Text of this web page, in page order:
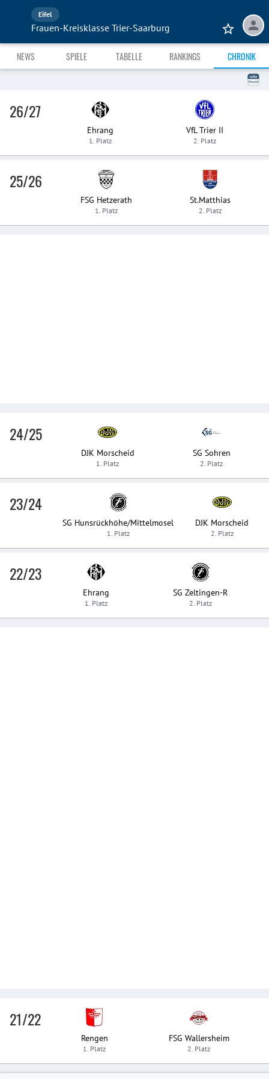
Eifel
Frauen-Kreisklasse Trier-Saarburg
NEWS SPIELE TABELLE RANKINGS CHRONIK
26/27
Ehrang
1. Platz
VfL Trier II
2. Platz
25/26
FSG Hetzerath
1. Platz
St.Matthias
2. Platz
24/25
DJK Morscheid
1. Platz
SG Sohren
2. Platz
23/24
SG Hunsrückhöhe/Mittelmosel
1. Platz
DJK Morscheid
2. Platz
22/23
Ehrang
1. Platz
SG Zeltingen-R
2. Platz
21/22
Rengen
1. Platz
FSG Wallersheim
2. Platz